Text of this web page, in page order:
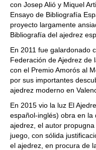
con Josep Alió y Miquel
Ensayo de Bibliografía
proyecto largamente
Bibliografía del ajedrez
En 2011 fue galardonado
Federación de Ajedrez de
con el Premio Amorós al
por sus importantes
ajedrez moderno en
En 2015 vio la luz El
español-inglés) obra en
ajedrez, el autor
juego, con sólida
el ajedrez, en procura de